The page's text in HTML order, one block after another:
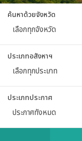
ค้นหาด้วยจังหวัด
เลือกทุกจังหวัด
ประเภทอสังหาฯ
เลือกทุกประเภท
ประเภทประกาศ
ประกาศทั้งหมด